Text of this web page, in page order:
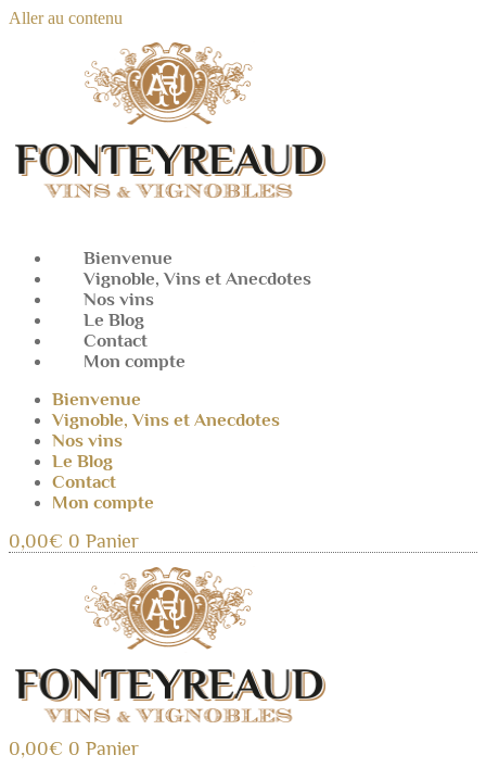
Aller au contenu
Bienvenue
Vignoble, Vins et Anecdotes
Nos vins
Le Blog
Contact
Mon compte
Bienvenue
Vignoble, Vins et Anecdotes
Nos vins
Le Blog
Contact
Mon compte
0,00€ 0 Panier
0,00€ 0 Panier